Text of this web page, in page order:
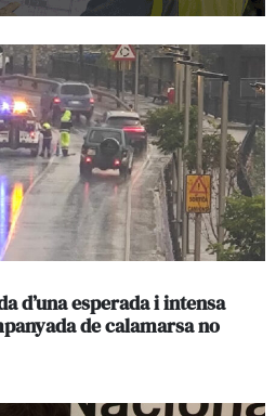
d’una esperada i intensa
de calamarsa no